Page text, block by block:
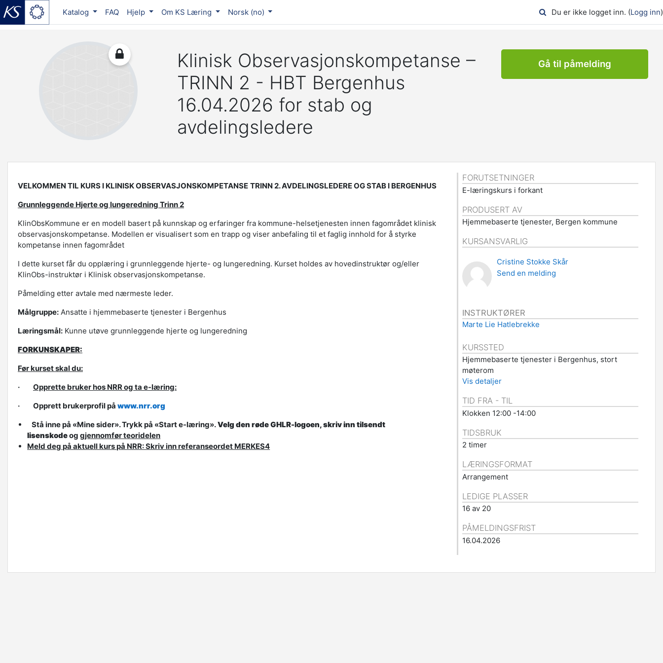
Katalog FAQ Hjelp Om KS Læring Norsk ‎(no)‎ Du er ikke logget inn. (Logg inn)
Klinisk Observasjonskompetanse –
TRINN 2 - HBT Bergenhus
16.04.2026 for stab og
avdelingsledere
Gå til påmelding
VELKOMMEN TIL KURS I KLINISK OBSERVASJONSKOMPETANSE TRINN 2. AVDELINGSLEDERE OG STAB I BERGENHUS
Grunnleggende Hjerte og lungeredning Trinn 2
KlinObsKommune er en modell basert på kunnskap og erfaringer fra kommune-helsetjenesten innen fagområdet klinisk
observasjonskompetanse. Modellen er visualisert som en trapp og viser anbefaling til et faglig innhold for å styrke
kompetanse innen fagområdet
I dette kurset får du opplæring i grunnleggende hjerte- og lungeredning. Kurset holdes av hovedinstruktør og/eller
KlinObs-instruktør i Klinisk observasjonskompetanse.
Påmelding etter avtale med nærmeste leder.
Målgruppe: Ansatte i hjemmebaserte tjenester i Bergenhus
Læringsmål: Kunne utøve grunnleggende hjerte og lungeredning
FORKUNSKAPER:
Før kurset skal du:
· Opprette bruker hos NRR og ta e-læring:
· Opprett brukerprofil på www.nrr.org
Stå inne på «Mine sider». Trykk på «Start e-læring».Velg den røde GHLR-logoen, skriv inn tilsendt
lisenskodeoggjennomfør teoridelen
Meld deg på aktuell kurs på NRR: Skriv inn referanseordet MERKES4
FORUTSETNINGER
E-læringskurs i forkant
PRODUSERT AV
Hjemmebaserte tjenester, Bergen kommune
KURSANSVARLIG
Cristine Stokke Skår
Send en melding
INSTRUKTØRER
Marte Lie Hatlebrekke
KURSSTED
Hjemmebaserte tjenester i Bergenhus, stort
møterom
Vis detaljer
TID FRA - TIL
Klokken 12:00 -14:00
TIDSBRUK
2 timer
LÆRINGSFORMAT
Arrangement
LEDIGE PLASSER
16 av 20
PÅMELDINGSFRIST
16.04.2026